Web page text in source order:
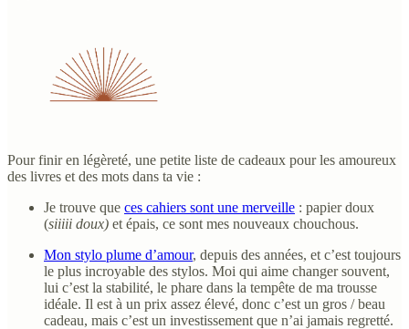
Pour finir en légèreté, une petite liste de cadeaux pour les amoureux
des livres et des mots dans ta vie :
Je trouve que ces cahiers sont une merveille : papier doux
(siiiii doux) et épais, ce sont mes nouveaux chouchous.
Mon stylo plume d’amour, depuis des années, et c’est toujours
le plus incroyable des stylos. Moi qui aime changer souvent,
lui c’est la stabilité, le phare dans la tempête de ma trousse
idéale. Il est à un prix assez élevé, donc c’est un gros / beau
cadeau, mais c’est un investissement que n’ai jamais regretté.